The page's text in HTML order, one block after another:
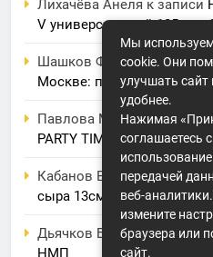
Лихачёва Анеля к записи
V универсальный 125 мм,
Шашков Фролк записи
Москве: полный обзор
Павлова Маринак записи
PARTY TIME
Кабанов Евсейк записи
сыра 13см
Дьячков Бориск записи
Мы
cookie. Они
улучшать сайт
удобнее.
Нажимая
соглашаетесь
передачей
веб-
измените
браузера или
сайт.